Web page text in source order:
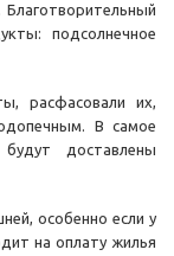
подсолнечное
расфасовали их,
В самое
доставлены
особенно если у
на оплату жилья